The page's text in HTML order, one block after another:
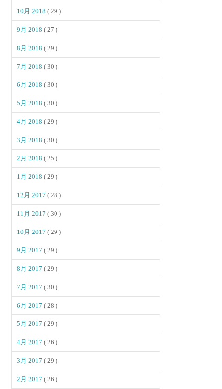
10月 2018( 29 )
9月 2018( 27 )
8月 2018( 29 )
7月 2018( 30 )
6月 2018( 30 )
5月 2018( 30 )
4月 2018( 29 )
3月 2018( 30 )
2月 2018( 25 )
1月 2018( 29 )
12月 2017( 28 )
11月 2017( 30 )
10月 2017( 29 )
9月 2017( 29 )
8月 2017( 29 )
7月 2017( 30 )
6月 2017( 28 )
5月 2017( 29 )
4月 2017( 26 )
3月 2017( 29 )
2月 2017( 26 )